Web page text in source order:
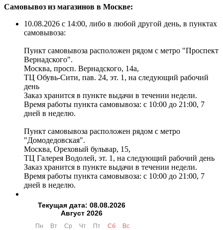
Самовывоз из магазинов в Москве:
10.08.2026 с 14:00, либо в любой другой день, в пунктах
самовывоза:
Пункт самовывоза расположен рядом с метро "Проспект
Вернадского".
Москва, просп. Вернадского, 14а,
ТЦ Обувь-Сити, пав. 24, эт. 1, на следующий рабочий
день
Заказ хранится в пункте выдачи в течении недели.
Время работы пункта самовывоза: с 10:00 до 21:00, 7
дней в неделю.
Пункт самовывоза расположен рядом с метро
"Домодедовская".
Москва, Ореховый бульвар, 15,
ТЦ Галерея Водолей, эт. 1, на следующий рабочий день
Заказ хранится в пункте выдачи в течении недели.
Время работы пункта самовывоза: с 10:00 до 21:00, 7
дней в неделю.
Текущая дата: 08.08.2026
Август 2026
Пн Вт Ср Чт Пт Сб Вс